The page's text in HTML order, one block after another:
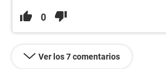
0
Ver los 7 comentarios